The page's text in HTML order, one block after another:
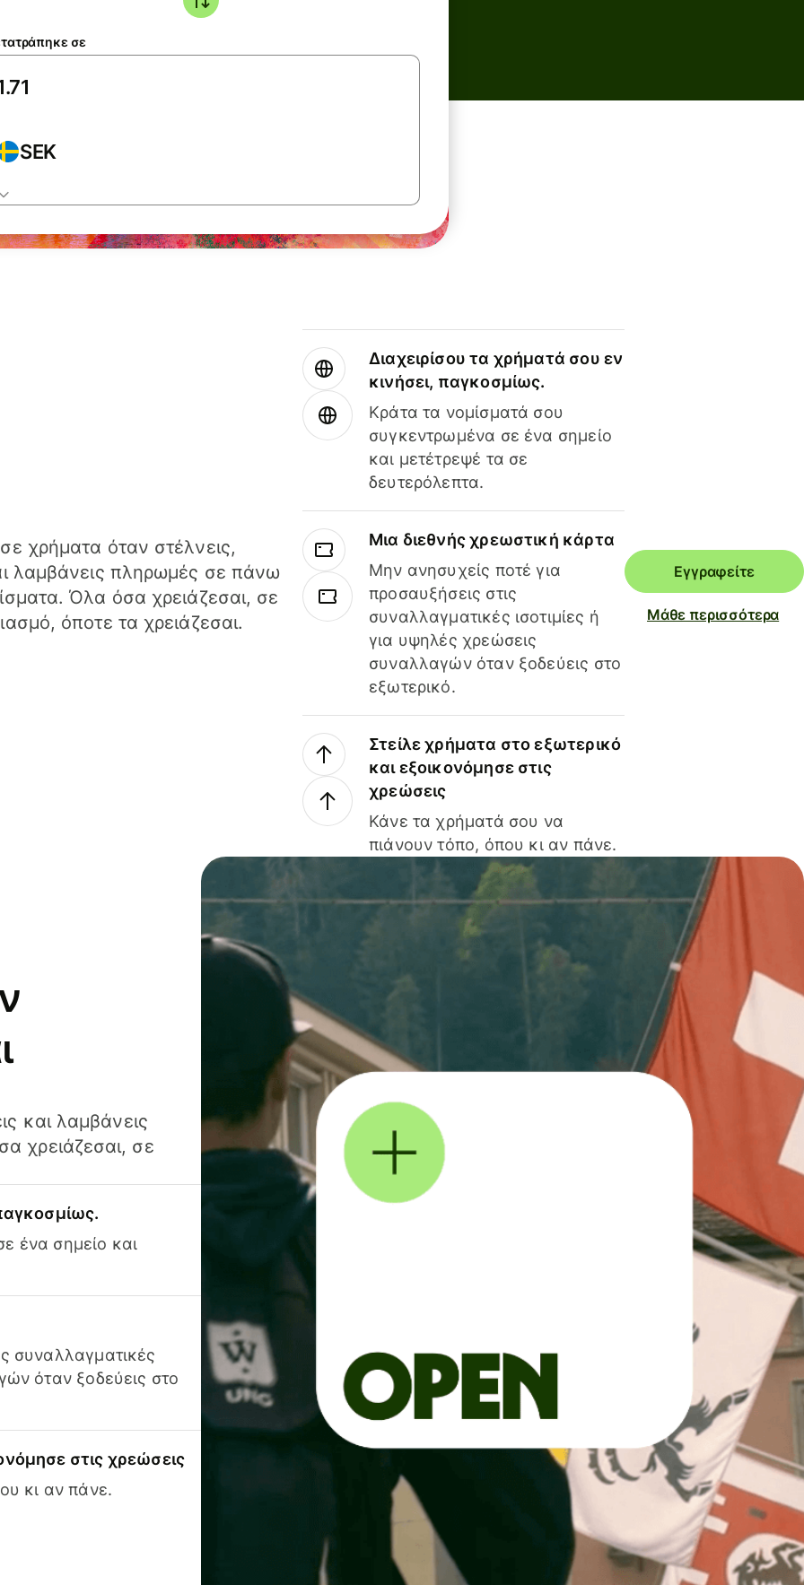
σε
SEK
χρήματα όταν στέλνεις,
λαμβάνεις πληρωμές σε πάνω
Όλα όσα χρειάζεσαι, σε
όποτε τα χρειάζεσαι.
Διαχειρίσου τα χρήματά σου εν
κινήσει, παγκοσμίως.
Κράτα τα νομίσματά σου
συγκεντρωμένα σε ένα σημείο
και μετέτρεψέ τα σε
δευτερόλεπτα.
Μια διεθνής χρεωστική κάρτα
Μην ανησυχείς ποτέ για
προσαυξήσεις στις
συναλλαγματικές ισοτιμίες ή
για υψηλές χρεώσεις
συναλλαγών όταν ξοδεύεις στο
εξωτερικό.
Στείλε χρήματα στο εξωτερικό
και εξοικονόμησε στις
χρεώσεις
Κάνε τα χρήματά σου να
πιάνουν τόπο, όπου κι αν πάνε.
Εγγραφείτε
Μάθε περισσότερα
και λαμβάνεις
χρειάζεσαι, σε
ένα σημείο και
συναλλαγματικές
όταν ξοδεύεις στο
στις χρεώσεις
κι αν πάνε.